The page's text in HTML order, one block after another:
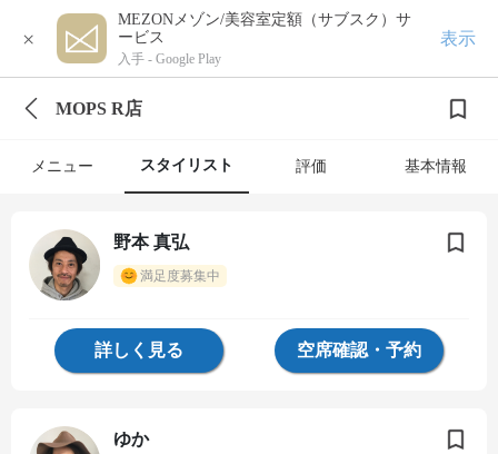
×
MEZONメゾン/美容室定額（サブスク）サ
ービス
入手 - Google Play
表示
MOPS R店
メニュー スタイリスト 評価 基本情報
野本 真弘
満足度募集中
詳しく見る 空席確認・予約
ゆか